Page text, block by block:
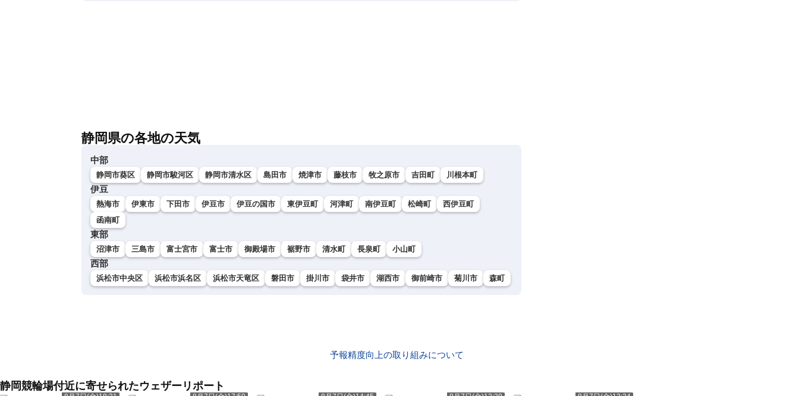
静岡県の各地の天気
中部
静岡市葵区 静岡市駿河区 静岡市清水区 島田市 焼津市 藤枝市 牧之原市 吉田町 川根本町
伊豆
熱海市 伊東市 下田市 伊豆市 伊豆の国市 東伊豆町 河津町 南伊豆町 松崎町
西伊豆町
函南町
東部
沼津市 三島市 富士宮市 富士市 御殿場市 裾野市 清水町 長泉町 小山町
西部
浜松市中央区 浜松市浜名区 浜松市天竜区 磐田市 掛川市 袋井市 湖西市 御前崎市 菊川市 森町
予報精度向上の取り組みについて
静岡競輪場付近に寄せられたウェザーリポート